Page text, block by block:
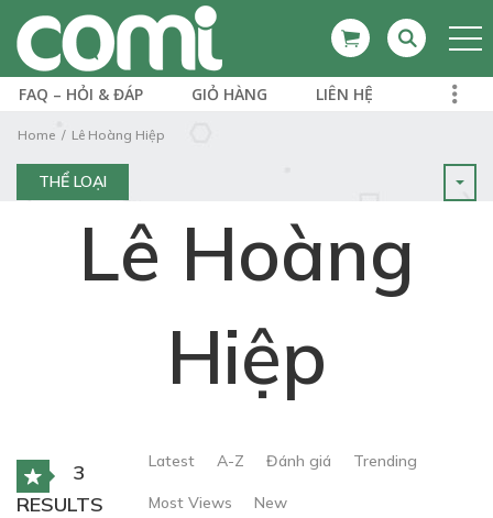
FAQ – HỎI & ĐÁP GIỎ HÀNG LIÊN HỆ
Home Lê Hoàng Hiệp
THỂ LOẠI
Lê Hoàng
Hiệp
3
RESULTS
Latest A-Z Đánh giá Trending
Most Views New